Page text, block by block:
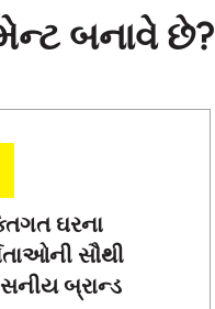
બનાવે છે?
ઘરના
સૌથી
બ્રાન્ડ